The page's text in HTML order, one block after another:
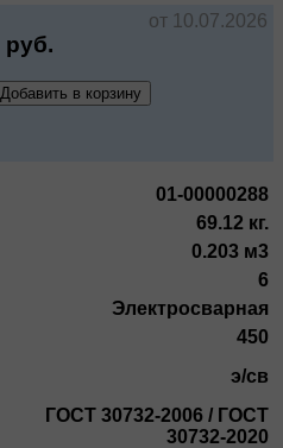
от 10.07.2026
руб.
Добавить в корзину
01-00000288
69.12 кг.
0.203 м3
6
Электросварная
450
э/св
ГОСТ 30732-2006 / ГОСТ
30732-2020